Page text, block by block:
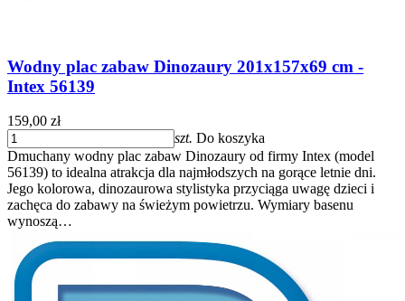
Wodny plac zabaw Dinozaury 201x157x69 cm -
Intex 56139
159,00 zł
szt. Do koszyka
Dmuchany wodny plac zabaw Dinozaury od firmy Intex (model
56139) to idealna atrakcja dla najmłodszych na gorące letnie dni.
Jego kolorowa, dinozaurowa stylistyka przyciąga uwagę dzieci i
zachęca do zabawy na świeżym powietrzu. Wymiary basenu
wynoszą…